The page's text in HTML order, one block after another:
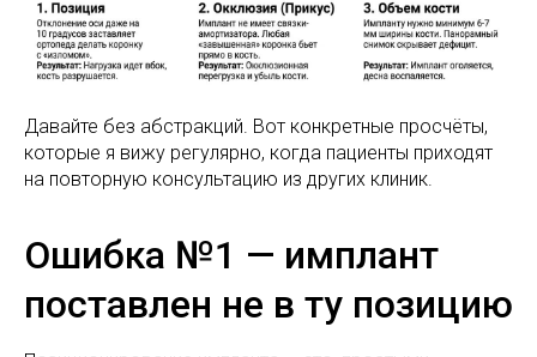
Давайте без абстракций. Вот конкретные просчёты,
которые я вижу регулярно, когда пациенты приходят
на повторную консультацию из других клиник.
Ошибка №1 — имплант
поставлен не в ту позицию